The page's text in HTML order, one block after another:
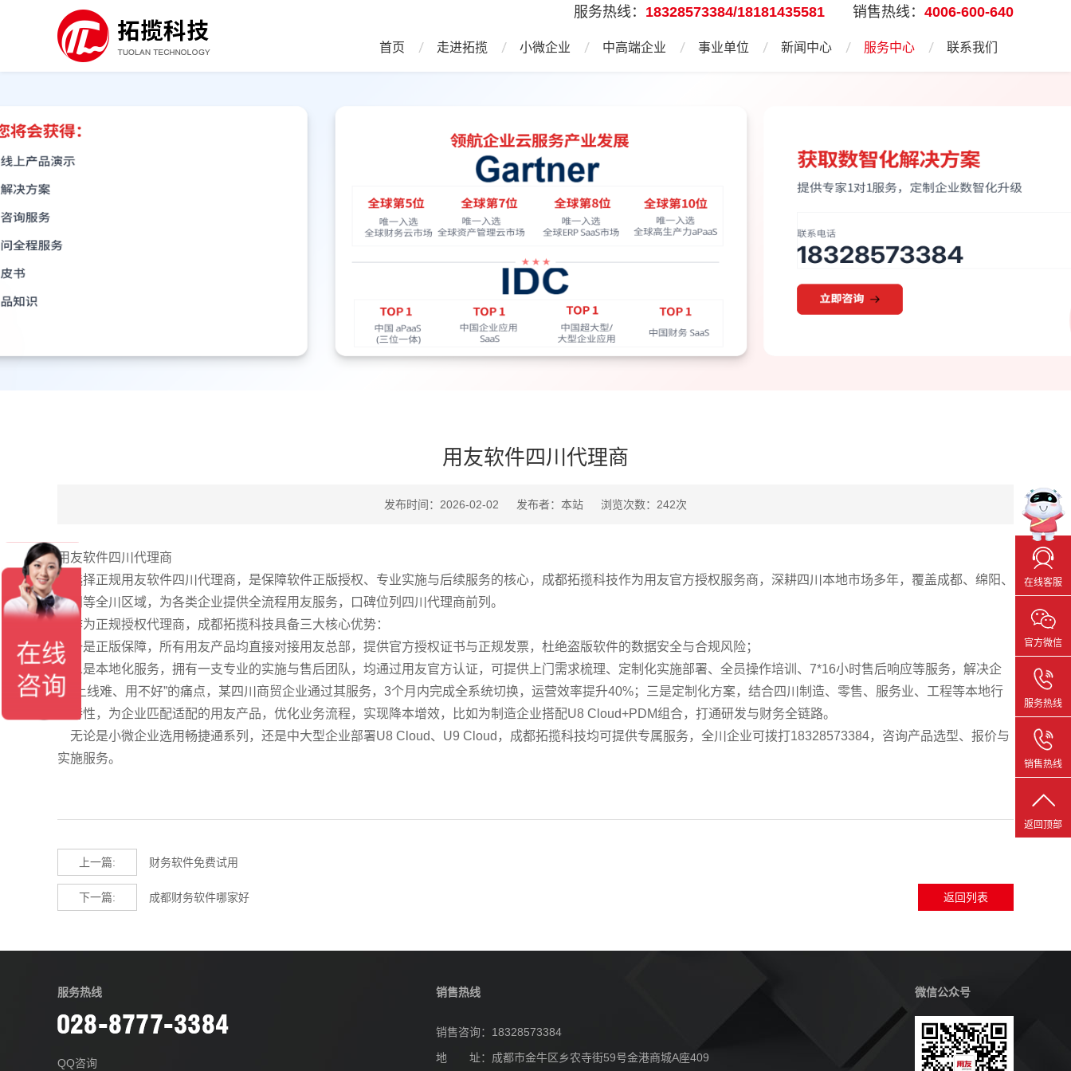
首页 走进拓揽 小微企业 中高端企业 事业单位 新闻中心 服务中心 联系我们
服务热线： 18328573384/18181435581 销售热线： 4006-600-640
用友软件四川代理商
发布时间：2026-02-02 发布者：本站 浏览次数：242次
用友软件四川代理商
选择正规用友软件四川代理商，是保障软件正版授权、专业实施与后续服务的核心，成都拓揽科技作为用友官方授权服务商，深耕四川本地市场多年，覆盖成都、绵阳、
德阳等全川区域，为各类企业提供全流程用友服务，口碑位列四川代理商前列。
作为正规授权代理商，成都拓揽科技具备三大核心优势：
一是正版保障，所有用友产品均直接对接用友总部，提供官方授权证书与正规发票，杜绝盗版软件的数据安全与合规风险；
二是本地化服务，拥有一支专业的实施与售后团队，均通过用友官方认证，可提供上门需求梳理、定制化实施部署、全员操作培训、7*16小时售后响应等服务，解决企
业“上线难、用不好”的痛点，某四川商贸企业通过其服务，3个月内完成全系统切换，运营效率提升40%；三是定制化方案，结合四川制造、零售、服务业、工程等本地行
业特性，为企业匹配适配的用友产品，优化业务流程，实现降本增效，比如为制造企业搭配U8 Cloud+PDM组合，打通研发与财务全链路。
无论是小微企业选用畅捷通系列，还是中大型企业部署U8 Cloud、U9 Cloud，成都拓揽科技均可提供专属服务，全川企业可拨打18328573384，咨询产品选型、报价与
实施服务。
上一篇: 财务软件免费试用
下一篇: 成都财务软件哪家好 返回列表
服务热线
QQ咨询
销售热线
销售咨询：18328573384
地 址：成都市金牛区乡农寺街59号金港商城A座409
微信公众号
在线客服
官方微信
服务热线
销售热线
返回顶部